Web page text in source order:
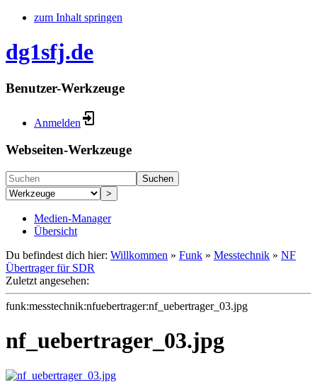
zum Inhalt springen
dg1sfj.de
Benutzer-Werkzeuge
Anmelden
Webseiten-Werkzeuge
Suchen
>
Medien-Manager
Übersicht
Du befindest dich hier: Willkommen » Funk » Messtechnik » NF
Übertrager für SDR
Zuletzt angesehen:
funk:messtechnik:nfuebertrager:nf_uebertrager_03.jpg
nf_uebertrager_03.jpg